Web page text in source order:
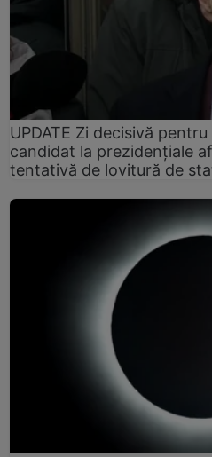
UPDATE Zi decisivă
candidat la prezidențiale
tentativă de lovitură de